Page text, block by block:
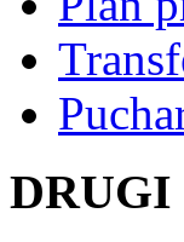
DRUGI